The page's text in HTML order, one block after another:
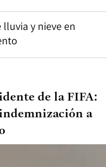
y nieve en
de la FIFA:
a